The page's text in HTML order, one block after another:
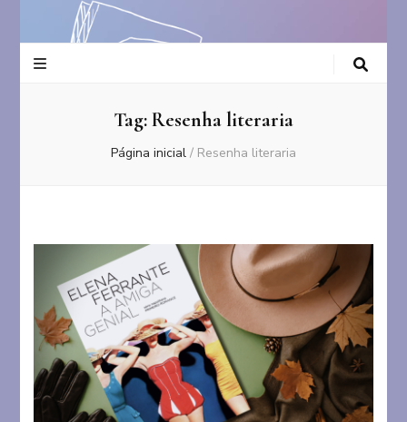
Tag:Resenha literaria
Página inicial / Resenha literaria